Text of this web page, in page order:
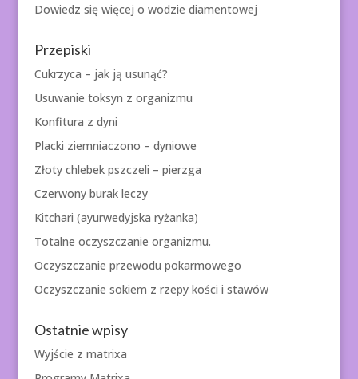
Dowiedz się więcej o wodzie diamentowej
Przepiski
Cukrzyca – jak ją usunąć?
Usuwanie toksyn z organizmu
Konfitura z dyni
Placki ziemniaczono – dyniowe
Złoty chlebek pszczeli – pierzga
Czerwony burak leczy
Kitchari (ayurwedyjska ryżanka)
Totalne oczyszczanie organizmu.
Oczyszczanie przewodu pokarmowego
Oczyszczanie sokiem z rzepy kości i stawów
Ostatnie wpisy
Wyjście z matrixa